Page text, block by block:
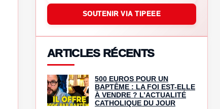
SOUTENIR VIA TIPEEE
ARTICLES RÉCENTS
500 EUROS POUR UN
BAPTÊME : LA FOI EST-ELLE
À VENDRE ? L’ACTUALITÉ
CATHOLIQUE DU JOUR